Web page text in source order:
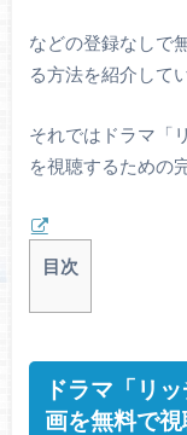
などの登録なしで
る方法を紹介して
それではドラマ「
を視聴するための
目次
ドラマ「リ
画を無料で